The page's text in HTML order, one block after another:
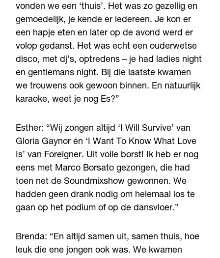
vonden we een ‘thuis’. Het was zo gezellig en
gemoedelijk, je kende er iedereen. Je kon er
een hapje eten en later op de avond werd er
volop gedanst. Het was echt een ouderwetse
disco, met dj’s, optredens – je had ladies night
en gentlemans night. Bij die laatste kwamen
we trouwens ook gewoon binnen. En natuurlijk
karaoke, weet je nog Es?”
Esther: “Wij zongen altijd ‘I Will Survive’ van
Gloria Gaynor én ‘I Want To Know What Love
Is’ van Foreigner. Uit volle borst! Ik heb er nog
eens met Marco Borsato gezongen, die had
toen net de Soundmixshow gewonnen. We
hadden geen drank nodig om helemaal los te
gaan op het podium of op de dansvloer.”
Brenda: “En altijd samen uit, samen thuis, hoe
leuk die ene jongen ook was. We kwamen